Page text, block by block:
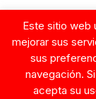
Google
Este sitio web
mejorar sus
sus
navegación.
acepta su